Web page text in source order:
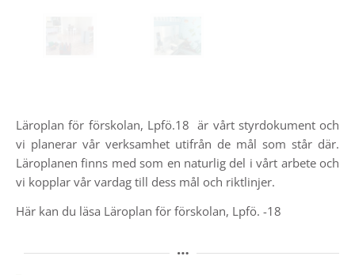
Läroplan för förskolan, Lpfö.18 är vårt styrdokument och
vi planerar vår verksamhet utifrån de mål som står där.
Läroplanen finns med som en naturlig del i vårt arbete och
vi kopplar vår vardag till dess mål och riktlinjer.
Här kan du läsa Läroplan för förskolan, Lpfö. -18